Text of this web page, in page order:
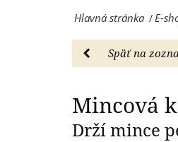
mm,
kusov
Hlavná stránka /E-
Späť na
Mincová
Drží mince
Národná
-
predný